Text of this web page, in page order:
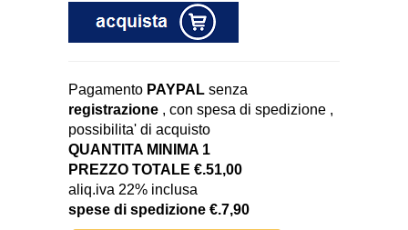
Pagamento PAYPAL senza
registrazione , con spesa di spedizione ,
possibilita' di acquisto
QUANTITA MINIMA 1
PREZZO TOTALE €.51,00
aliq.iva 22% inclusa
spese di spedizione €.7,90